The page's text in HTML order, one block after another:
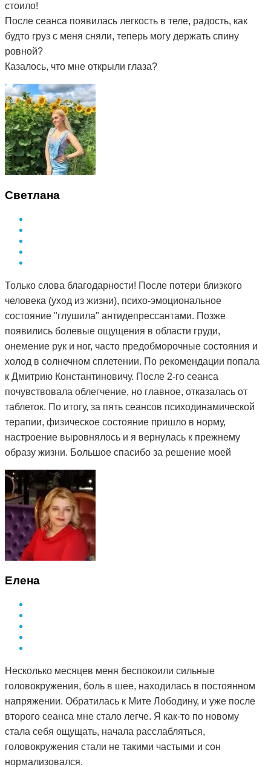
стоило!
После сеанса появилась легкость в теле, радость, как
будто груз с меня сняли, теперь могу держать спину
ровной?
Казалось, что мне открыли глаза?
Светлана
Только слова благодарности! После потери близкого
человека (уход из жизни), психо-эмоциональное
состояние "глушила" антидепрессантами. Позже
появились болевые ощущения в области груди,
онемение рук и ног, часто предобморочные состояния и
холод в солнечном сплетении. По рекомендации попала
к Дмитрию Константиновичу. После 2-го сеанса
почувствовала облегчение, но главное, отказалась от
таблеток. По итогу, за пять сеансов психодинамической
терапии, физическое состояние пришло в норму,
настроение выровнялось и я вернулась к прежнему
образу жизни. Большое спасибо за решение моей
проблемы и деликатный подход.
Елена
Несколько месяцев меня беспокоили сильные
головокружения, боль в шее, находилась в постоянном
напряжении. Обратилась к Мите Лободину, и уже после
второго сеанса мне стало легче. Я как-то по новому
стала себя ощущать, начала расслабляться,
головокружения стали не такими частыми и сон
нормализовался.